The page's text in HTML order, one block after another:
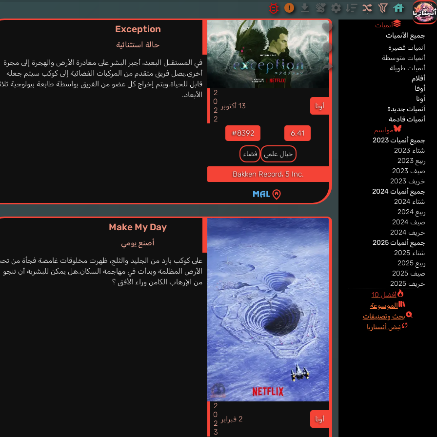
Exception
حالة استثنائية
أونا 13 أكتوبر 2022
6.41
#8392
خيال علمي فضاء
Bakken Record،5 Inc.
في المستقبل البعيد، أجبر البشر على مغادرة الأرض والهجرة إلى مجرة
أخرى.يصل فريق متقدم من المركبات الفضائية إلى كوكب سيتم جعله
قابل للحياة.ويتم إخراج كل عضو من الفريق بواسطة طابعة بيولوجية
الأبعاد.
Make My Day
أصنع يومي
أونا 2 فبراير 2023
على كوكب بارد من الجليد والثلج، ظهرت مخلوقات غامضة فجأة من
الأرض المظلمة وبدأت في مهاجمة السكان.هل يمكن للبشرية أن تنجو
من الإرهاب الكامن وراء الأفق ؟
أنميات
جميع الأنميات
أنميات قصيرة
أنميات متوسطة
أنميات طويلة
أفلام
أوفا
أونا
أنميات جديدة
أنميات قادمة
مواسم
جميع أنميات 2023
شتاء 2023
ربيع 2023
صيف 2023
خريف 2023
جميع أنميات 2024
شتاء 2024
ربيع 2024
صيف 2024
خريف 2024
جميع أنميات 2025
شتاء 2025
ربيع 2025
صيف 2025
خريف 2025
أفضل 10
الموسوعة
بحث وتصنيفات
نبض أنستازيا